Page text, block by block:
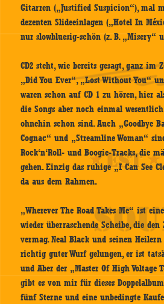
Gitarren („Justified Suspicion“), mal
dezenten Slideeinlagen („Hotel In
nur slowbluesig-schön (z. B. „Misery“
CD2 steht, wie bereits gesagt, ganz im
„Did You Ever“, „Lost Without You“
waren schon auf CD 1 zu hören, hier
die Songs aber noch einmal
ohnehin schon sind. Auch „Goodbye
Cognac“ und „Streamline Woman“
Rock‘n‘Roll- und Boogie-Tracks, die
gehen. Einzig das ruhige „I Can See
da aus dem Rahmen.
„Wherever The Road Takes Me“ ist
wieder überraschende Scheibe, die
vermag. Neal Black und seinen
richtig guter Wurf gelungen, er ist
und Aber der „Master Of High Voltage
gibt es von mir für dieses Doppelalbum
fünf Sterne und eine unbedingte